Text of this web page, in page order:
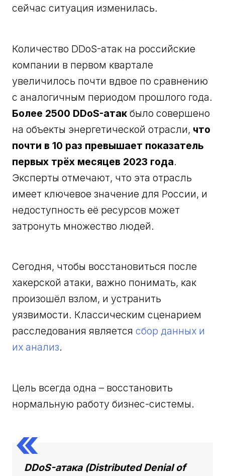
сейчас ситуация изменилась.
Количество DDoS-атак на российские
компании в первом квартале
увеличилось почти вдвое по сравнению
с аналогичным периодом прошлого года.
Более 2500 DDoS-атак было совершено
на объекты энергетической отрасли, что
почти в 10 раз превышает показатель
первых трёх месяцев 2023 года.
Эксперты отмечают, что эта отрасль
имеет ключевое значение для России, и
недоступность её ресурсов может
затронуть множество людей.
Сегодня, чтобы восстановиться после
хакерской атаки, важно понимать, как
произошёл взлом, и устранить
уязвимости. Классическим сценарием
расследования являетсясбор данных и
их анализ.
Цель всегда одна – восстановить
нормальную работу бизнес-системы.
DDoS-атака (Distributed Denial of